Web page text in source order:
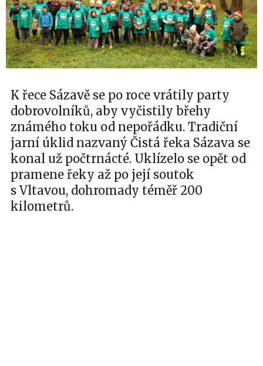
K řece Sázavě se po roce vrátily party
dobrovolníků, aby vyčistily břehy
známého toku od nepořádku. Tradiční
jarní úklid nazvaný Čistá řeka Sázava se
konal už počtrnácté. Uklízelo se opět od
pramene řeky až po její soutok
s Vltavou, dohromady téměř 200
kilometrů.